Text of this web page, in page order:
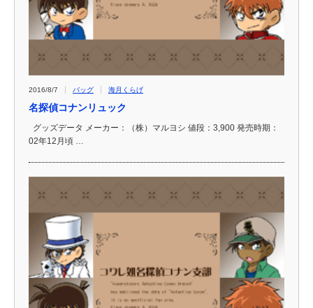
2016/8/7 バッグ 海月くらげ
名探偵コナンリュック
グッズデータ メーカー：（株）マルヨシ 値段：3,900 発売時期：
02年12月頃 …